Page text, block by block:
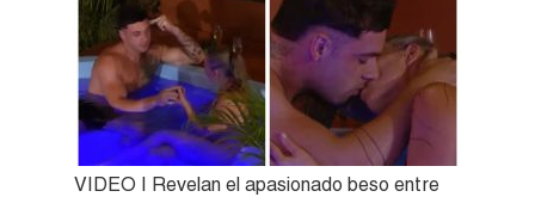
VIDEO | Revelan el apasionado beso entre